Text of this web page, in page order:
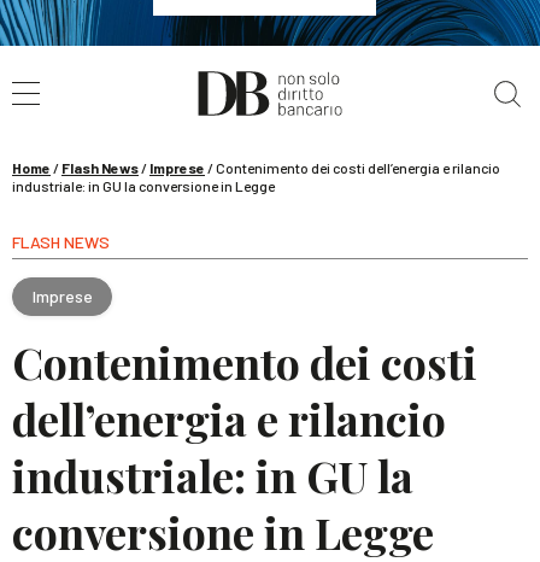
WEBINAR / 1° Ottobre
La riforma del sistema sanzionatorio del TUF
Home / Flash News/ Imprese /Contenimento dei costi dell’energia e rilancio
industriale: in GU la conversione in Legge
FLASH NEWS
Imprese
Contenimento dei costi
dell’energia e rilancio
industriale: in GU la
conversione in Legge